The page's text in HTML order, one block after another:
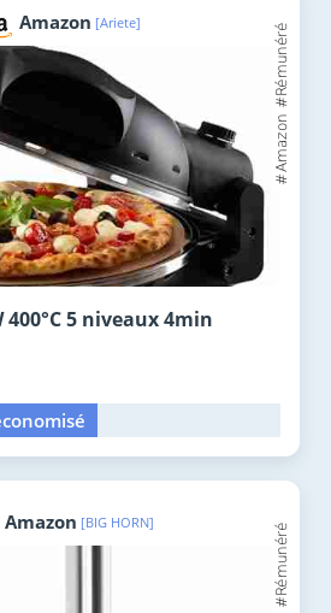
Amazon [Ariete]
400°C 5 niveaux 4min
Amazon [BIG HORN]